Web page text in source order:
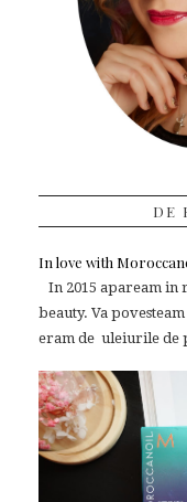
DE
In love with
In 2015 apaream in
beauty. Va
eram de uleiurile de